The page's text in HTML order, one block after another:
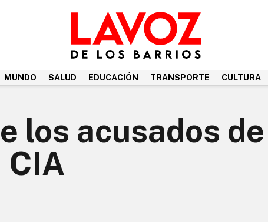
MUNDO SALUD EDUCACIÓN TRANSPORTE CULTURA
los acusados de
CIA